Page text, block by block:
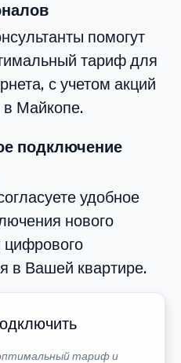
помогут
тариф для
с учетом акций
в Майкопе.
подключение
удобное
нового
цифрового
в Вашей квартире.
тариф и